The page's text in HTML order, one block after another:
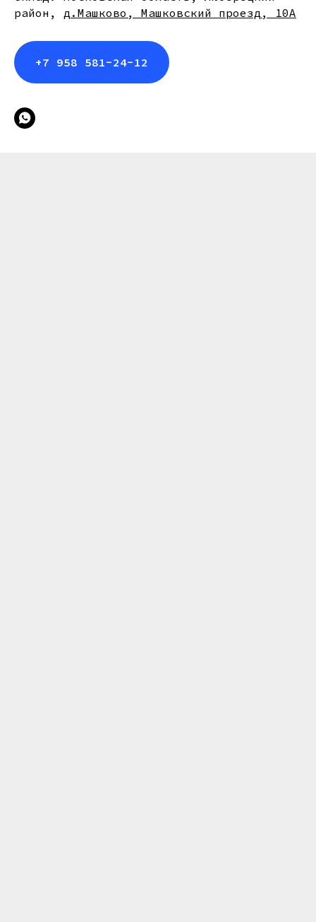
район, д.Машково, Машковский проезд, 10А
+7 958 581-24-12